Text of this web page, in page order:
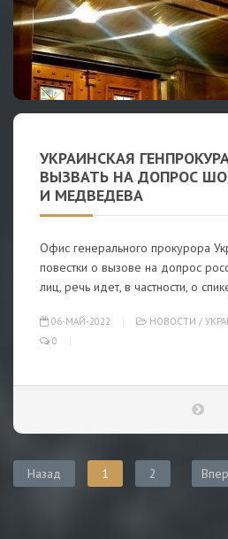
УКРАИНСКАЯ
ВЫЗВАТЬ НА ДОПРОС
И МЕДВЕДЕВА
Офис генерального прокурора
повестки о вызове на допрос
лиц, речь идет, в частности, о
06-МАЙ-2022 НОВОСТИ /
0
Назад 1 2